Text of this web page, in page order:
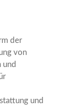
der
von
und
und